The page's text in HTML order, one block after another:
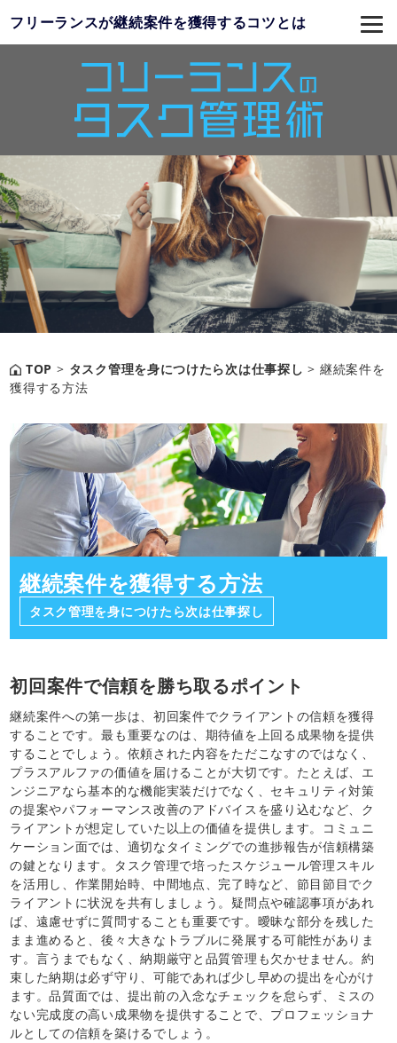
フリーランスが継続案件を獲得するコツとは
TOP > タスク管理を身につけたら次は仕事探し > 継続案件を
獲得する方法
継続案件を獲得する方法
タスク管理を身につけたら次は仕事探し
初回案件で信頼を勝ち取るポイント
継続案件への第一歩は、初回案件でクライアントの信頼を獲得
することです。最も重要なのは、期待値を上回る成果物を提供
することでしょう。依頼された内容をただこなすのではなく、
プラスアルファの価値を届けることが大切です。たとえば、エ
ンジニアなら基本的な機能実装だけでなく、セキュリティ対策
の提案やパフォーマンス改善のアドバイスを盛り込むなど、ク
ライアントが想定していた以上の価値を提供します。コミュニ
ケーション面では、適切なタイミングでの進捗報告が信頼構築
の鍵となります。タスク管理で培ったスケジュール管理スキル
を活用し、作業開始時、中間地点、完了時など、節目節目でク
ライアントに状況を共有しましょう。疑問点や確認事項があれ
ば、遠慮せずに質問することも重要です。曖昧な部分を残した
まま進めると、後々大きなトラブルに発展する可能性がありま
す。言うまでもなく、納期厳守と品質管理も欠かせません。約
束した納期は必ず守り、可能であれば少し早めの提出を心がけ
ます。品質面では、提出前の入念なチェックを怠らず、ミスの
ない完成度の高い成果物を提供することで、プロフェッショナ
ルとしての信頼を築けるでしょう。